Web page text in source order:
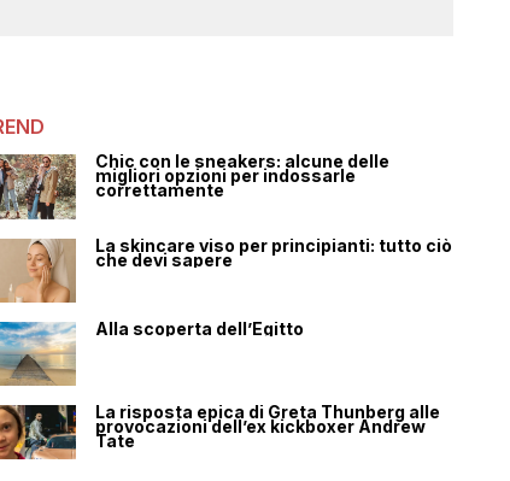
Chic con le sneakers: alcune delle
migliori opzioni per indossarle
correttamente
La skincare viso per principianti: tutto ciò
che devi sapere
Alla scoperta dell’Egitto
La risposta epica di Greta Thunberg alle
provocazioni dell’ex kickboxer Andrew
Tate